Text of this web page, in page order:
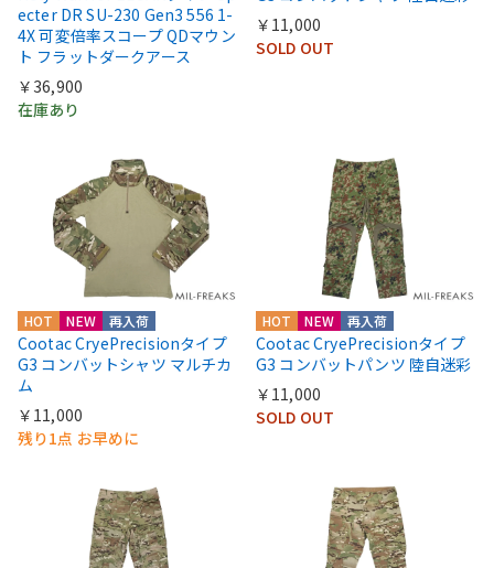
ecter DR SU-230 Gen3 556 1-
4X 可変倍率スコープ QDマウン
ト フラットダークアース
￥36,900
在庫あり
￥11,000
SOLD OUT
HOT NEW 再入荷
Cootac CryePrecisionタイプ
G3 コンバットシャツ マルチカ
ム
￥11,000
残り1点 お早めに
HOT NEW 再入荷
Cootac CryePrecisionタイプ
G3 コンバットパンツ 陸自迷彩
￥11,000
SOLD OUT